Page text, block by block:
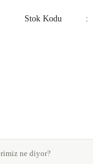
Stok Kodu
ne diyor?